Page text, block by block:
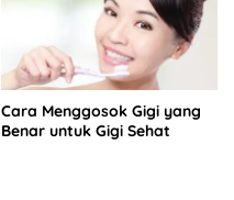
Cara Menggosok Gigi yang
Benar untuk Gigi Sehat